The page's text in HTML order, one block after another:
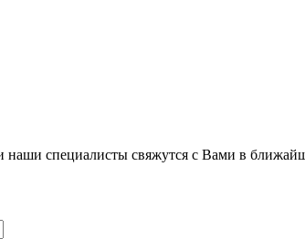
специалисты свяжутся с Вами в